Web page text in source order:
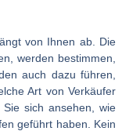
von Ihnen ab. Die
werden bestimmen,
auch dazu führen,
Art von Verkäufer
sich ansehen, wie
geführt haben. Kein